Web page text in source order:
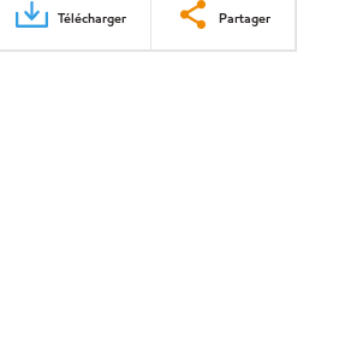
Télécharger Partager